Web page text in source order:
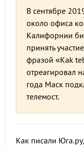
В сентябре
около офиса
Калифорнии
принять
фразой «Kak
отреагировал
года Маск
телемост.
Как писали